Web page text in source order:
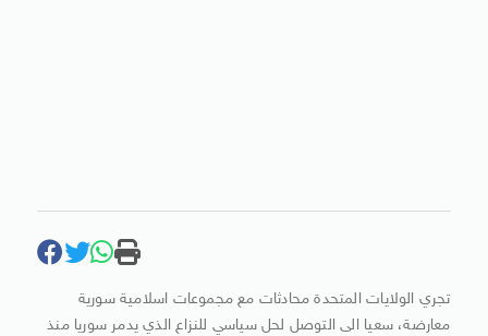
تجري الولايات المتحدة محادثات مع مجموعات اسلامية سورية
معارضة، سعيا الى التوصل لحل سياسي للنزاع الذي يدمر سوريا منذ